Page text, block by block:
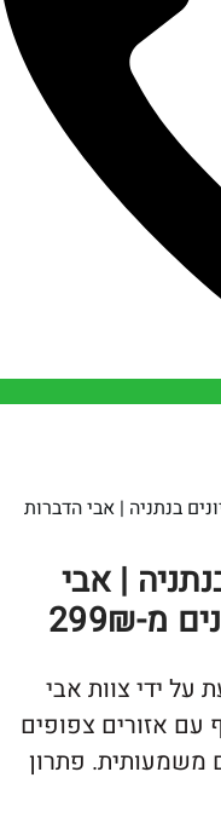
| אבי הדברות
| אבי
צוות אבי
צפופים
פתרון